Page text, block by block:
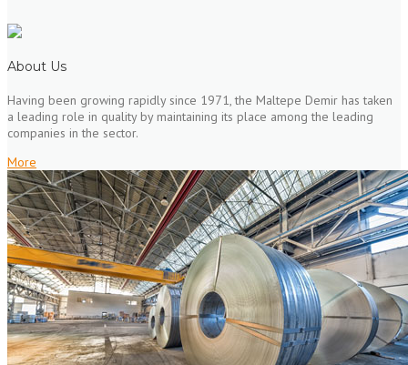
About Us
Having been growing rapidly since 1971, the Maltepe Demir has taken
a leading role in quality by maintaining its place among the leading
companies in the sector.
More